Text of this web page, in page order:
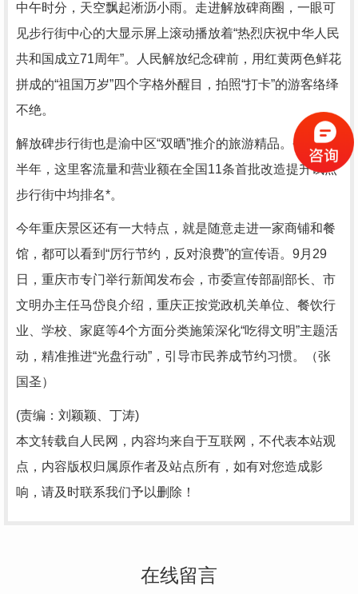
中午时分，天空飘起淅沥小雨。走进解放碑商圈，一眼可
见步行街中心的大显示屏上滚动播放着“热烈庆祝中华人民
共和国成立71周年”。人民解放纪念碑前，用红黄两色鲜花
拼成的“祖国万岁”四个字格外醒目，拍照“打卡”的游客络绎
不绝。
解放碑步行街也是渝中区“双晒”推介的旅游精品。今年上
半年，这里客流量和营业额在全国11条首批改造提升试点
步行街中均排名*。
今年重庆景区还有一大特点，就是随意走进一家商铺和餐
馆，都可以看到“厉行节约，反对浪费”的宣传语。9月29
日，重庆市专门举行新闻发布会，市委宣传部副部长、市
文明办主任马岱良介绍，重庆正按党政机关单位、餐饮行
业、学校、家庭等4个方面分类施策深化“吃得文明”主题活
动，精准推进“光盘行动”，引导市民养成节约习惯。（张
国圣）
(责编：刘颖颖、丁涛)
本文转载自人民网，内容均来自于互联网，不代表本站观
点，内容版权归属原作者及站点所有，如有对您造成影
响，请及时联系我们予以删除！
在线留言